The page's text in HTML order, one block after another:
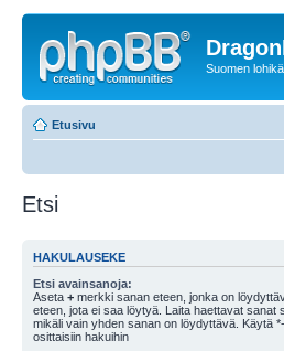
Suomen
Etusivu
Etsi
HAKULAUSEKE
Etsi avainsanoja:
Aseta + merkki sanan eteen, jonka on
eteen, jota ei saa löytyä. Laita haettavat sanat
mikäli vain yhden sanan on löydyttävä. Käytä
osittaisiin hakuihin